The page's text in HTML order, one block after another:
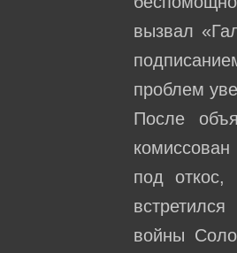
вызвал
проблем
После
под откос,
войны